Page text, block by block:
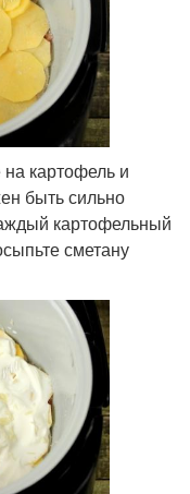
картофель и
быть сильно
картофельный
сметану